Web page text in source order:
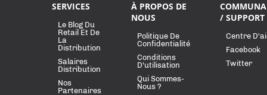
SERVICES
Le Blog Du
Retail Et De
La
Distribution
Salaires
Distribution
Nos
Partenaires
À PROPOS DE
NOUS
Politique De
Confidentialité
Conditions
D'utilisation
Qui Sommes-
Nous ?
/ SUPPORT
Centre
Facebook
Twitter